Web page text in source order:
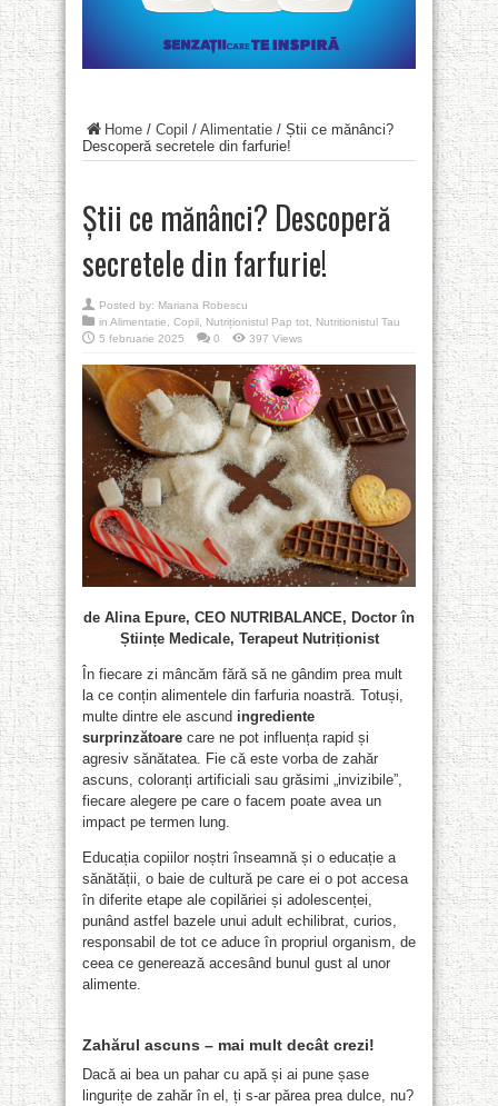
Home / Copil / Alimentatie / Știi ce mănânci?
Descoperă secretele din farfurie!
Știi ce mănânci? Descoperă
secretele din farfurie!
Posted by: Mariana Robescu
in Alimentatie Copil Nutriționistul Pap tot
Nutritionistul Tau
5 februarie 2025
0 397 Views
de Alina Epure, CEO NUTRIBALANCE, Doctor în
Științe Medicale, Terapeut Nutriționist
În fiecare zi mâncăm fără să ne gândim prea mult
la ce conțin alimentele din farfuria noastră. Totuși,
multe dintre ele ascund ingrediente
surprinzătoare care ne pot influența rapid și
agresiv sănătatea. Fie că este vorba de zahăr
ascuns, coloranți artificiali sau grăsimi „invizibile”,
fiecare alegere pe care o facem poate avea un
impact pe termen lung.
Educația copiilor noștri înseamnă și o educație a
sănătății, o baie de cultură pe care ei o pot accesa
în diferite etape ale copilăriei și adolescenței,
punând astfel bazele unui adult echilibrat, curios,
responsabil de tot ce aduce în propriul organism, de
ceea ce generează accesând bunul gust al unor
alimente.
Zahărul ascuns – mai mult decât crezi!
Dacă ai bea un pahar cu apă și ai pune șase
lingurițe de zahăr în el, ți s-ar părea prea dulce, nu?